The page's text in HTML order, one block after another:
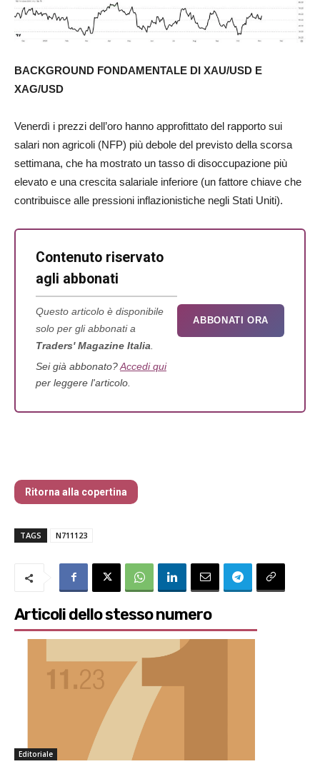
BACKGROUND FONDAMENTALE DI XAU/USD E
XAG/USD
Venerdì i prezzi dell’oro hanno approfittato del rapporto sui
salari non agricoli (NFP) più debole del previsto della scorsa
settimana, che ha mostrato un tasso di disoccupazione più
elevato e una crescita salariale inferiore (un fattore chiave che
contribuisce alle pressioni inflazionistiche negli Stati Uniti).
Contenuto riservato
agli abbonati
Questo articolo è disponibile
solo per gli abbonati a
Traders' Magazine Italia.
Sei già abbonato?Accedi qui
per leggere l'articolo.
ABBONATI ORA
Ritorna alla copertina
TAGS N711123
Articoli dello stesso numero
Editoriale